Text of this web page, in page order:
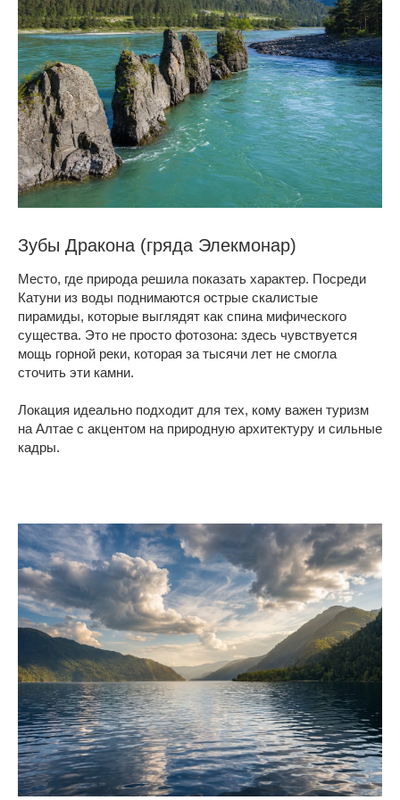
Зубы Дракона (гряда Элекмонар)
Место, где природа решила показать характер. Посреди
Катуни из воды поднимаются острые скалистые
пирамиды, которые выглядят как спина мифического
существа. Это не просто фотозона: здесь чувствуется
мощь горной реки, которая за тысячи лет не смогла
сточить эти камни.
Локация идеально подходит для тех, кому важен туризм
на Алтае с акцентом на природную архитектуру и сильные
кадры.